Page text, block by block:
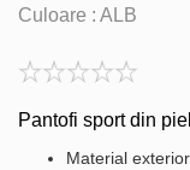
Culoare : ALB
Pantofi sport din
Material